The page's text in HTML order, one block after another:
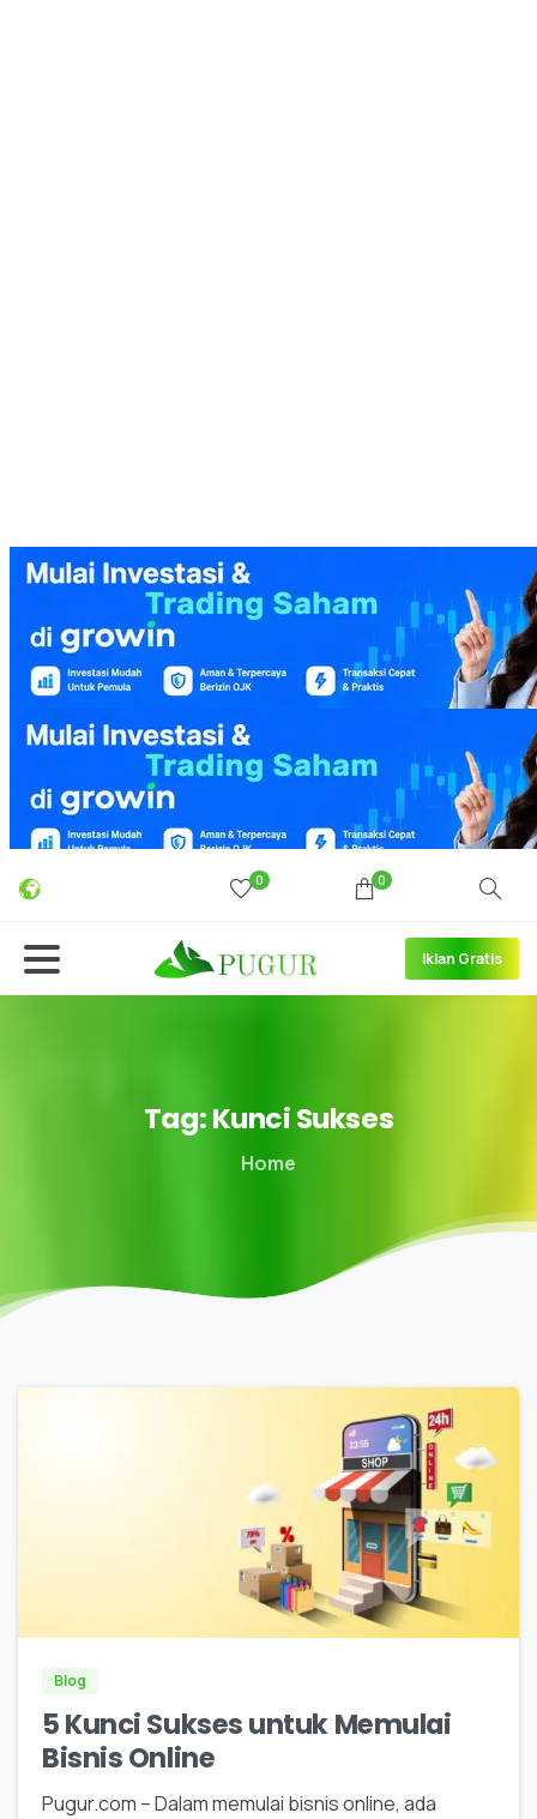
0 0
Iklan Gratis
Tag:KunciSukses
Home
0
Blog
5 Kunci Sukses untuk Memulai
Bisnis Online
Pugur.com – Dalam memulai bisnis online, ada